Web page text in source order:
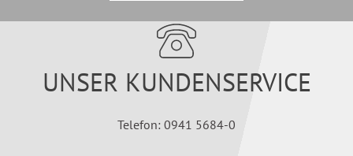
UNSER KUNDENSERVICE
Telefon: 0941 5684-0